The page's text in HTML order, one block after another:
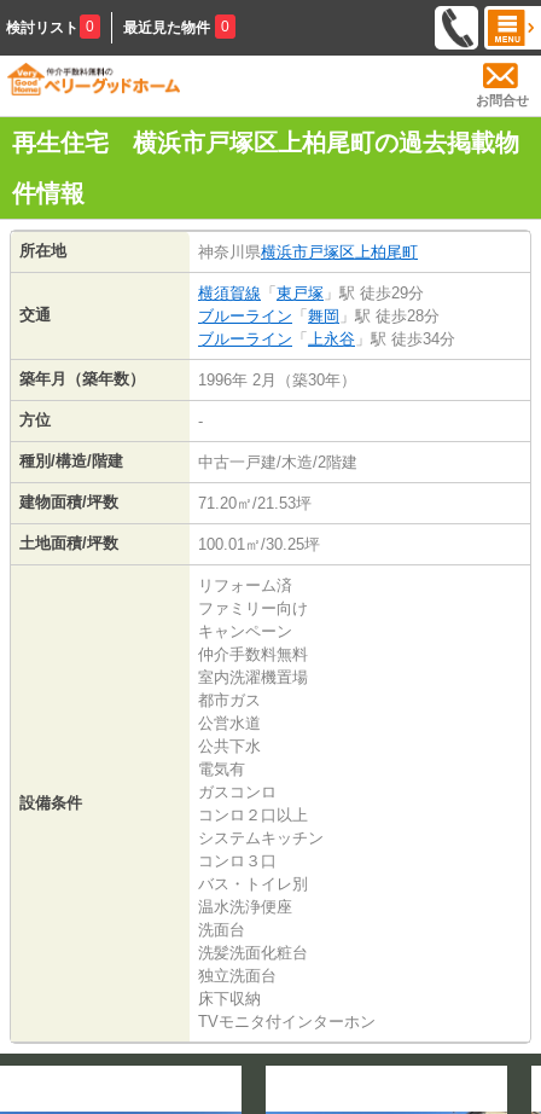
検討リスト 0 最近見た物件 0
お問合せ
再生住宅 横浜市戸塚区上柏尾町の過去掲載物
件情報
所在地 神奈川県横浜市戸塚区上柏尾町
交通
横須賀線 「 東戸塚 」駅 徒歩29分
ブルーライン 「 舞岡 」駅 徒歩28分
ブルーライン 「 上永谷 」駅 徒歩34分
築年月（築年数） 1996年 2月（築30年）
方位 -
種別/構造/階建 中古一戸建/木造/2階建
建物面積/坪数 71.20㎡/21.53坪
土地面積/坪数 100.01㎡/30.25坪
設備条件
リフォーム済
ファミリー向け
キャンペーン
仲介手数料無料
室内洗濯機置場
都市ガス
公営水道
公共下水
電気有
ガスコンロ
コンロ２口以上
システムキッチン
コンロ３口
バス・トイレ別
温水洗浄便座
洗面台
洗髪洗面化粧台
独立洗面台
床下収納
TVモニタ付インターホン